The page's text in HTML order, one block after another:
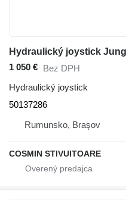
1 050 € Bez DPH
Hydraulický joystick
50137286
Rumunsko, Braşov
COSMIN STIVUITOARE